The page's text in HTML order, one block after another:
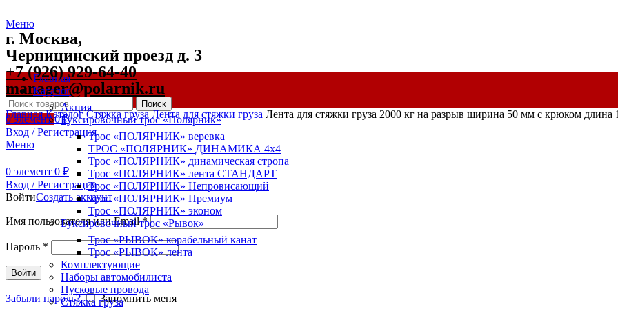
Меню
г. Москва,
Черницинский проезд д. 3
+7 (926) 929-64-40
manager@polarnik.ru
Поиск
0элемент 0₽
Вход / Регистрация
Меню
0 элемент 0 ₽
Вход / Регистрация
ВойтиСоздать аккаунт
Имя пользователя или Email*
Пароль *
Войти
Забыли пароль? Запомнить меня
Главная
Каталог
Акция
Буксировочный трос «Полярник»
Трос «ПОЛЯРНИК» веревка
ТРОС «ПОЛЯРНИК» ДИНАМИКА 4х4
Трос «ПОЛЯРНИК» динамическая стропа
Трос «ПОЛЯРНИК» лента СТАНДАРТ
Трос «ПОЛЯРНИК» Непровисающий
Трос «ПОЛЯРНИК» Премиум
Трос «ПОЛЯРНИК» эконом
Буксировочный трос «Рывок»
Трос «РЫВОК» корабельный канат
Трос «РЫВОК» лента
Комплектующие
Наборы автомобилиста
Пусковые провода
Стяжка груза
ГлавнаяКаталогСтяжка грузаЛента для стяжки груза Лента для стяжки груза 2000 кг на разрыв ширина 50 мм с крюком длина